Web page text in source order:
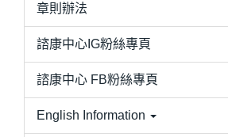
章則辦法
諮康中心IG粉絲專頁
諮康中心 FB粉絲專頁
English Information